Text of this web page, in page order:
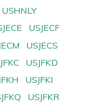
USHNLY
USJECF
USJECS
USJFKD
USJFKI
USJFKR